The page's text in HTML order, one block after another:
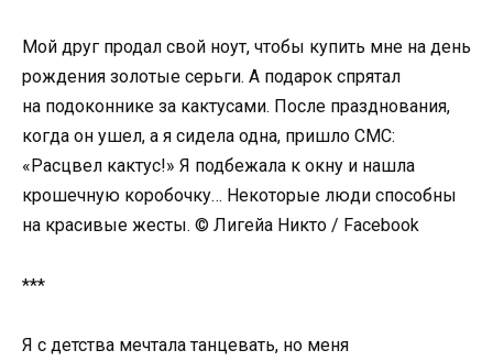
Мой друг продал свой ноут, чтобы купить мне на день
рождения золотые серьги. А подарок спрятал
на подоконнике за кактусами. После празднования,
когда он ушел, а я сидела одна, пришло СМС:
«Расцвел кактус!» Я подбежала к окну и нашла
крошечную коробочку… Некоторые люди способны
на красивые жесты. © Лигейа Никто / Facebook
***
Я с детства мечтала танцевать, но меня